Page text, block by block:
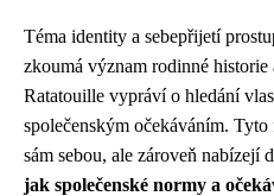
Téma identity a sebepřijetí
zkoumá význam rodinné
Ratatouille vypráví o hledání
společenským očekáváním.
sám sebou, ale zároveň nabízejí
jak společenské normy a